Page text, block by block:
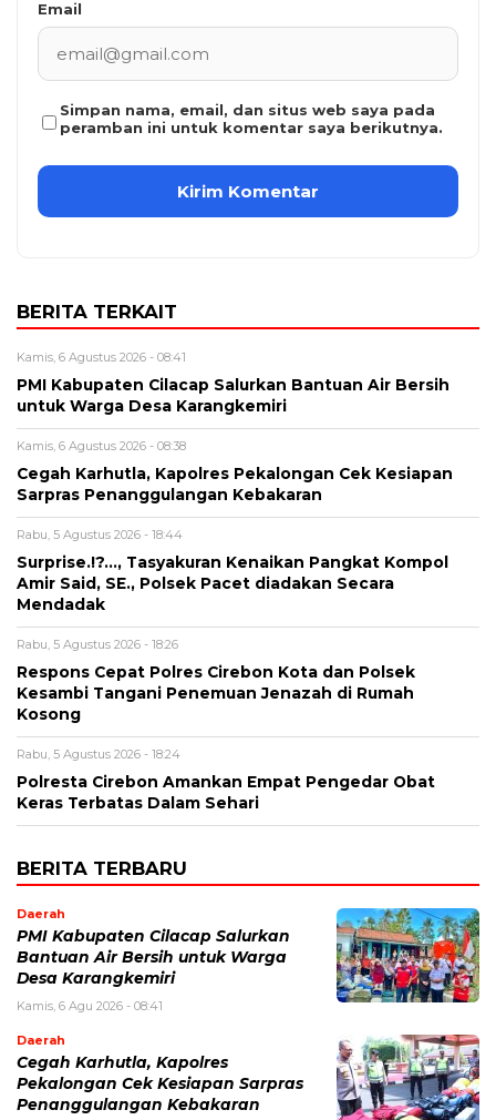
Email
Simpan nama, email, dan situs web saya pada
peramban ini untuk komentar saya berikutnya.
BERITA TERKAIT
Kamis, 6 Agustus 2026 - 08:41
PMI Kabupaten Cilacap Salurkan Bantuan Air Bersih
untuk Warga Desa Karangkemiri
Kamis, 6 Agustus 2026 - 08:38
Cegah Karhutla, Kapolres Pekalongan Cek Kesiapan
Sarpras Penanggulangan Kebakaran
Rabu, 5 Agustus 2026 - 18:44
Surprise.!?…, Tasyakuran Kenaikan Pangkat Kompol
Amir Said, SE., Polsek Pacet diadakan Secara
Mendadak
Rabu, 5 Agustus 2026 - 18:26
Respons Cepat Polres Cirebon Kota dan Polsek
Kesambi Tangani Penemuan Jenazah di Rumah
Kosong
Rabu, 5 Agustus 2026 - 18:24
Polresta Cirebon Amankan Empat Pengedar Obat
Keras Terbatas Dalam Sehari
BERITA TERBARU
Daerah
PMI Kabupaten Cilacap Salurkan
Bantuan Air Bersih untuk Warga
Desa Karangkemiri
Kamis, 6 Agu 2026 - 08:41
Daerah
Cegah Karhutla, Kapolres
Pekalongan Cek Kesiapan Sarpras
Penanggulangan Kebakaran